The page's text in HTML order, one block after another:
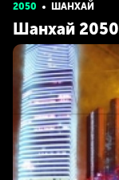
2050 ШАНХАЙ
Шанхай 2050